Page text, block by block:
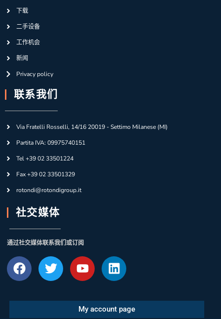
下载
二手设备
工作机会
新闻
Privacy policy
联系我们
Via Fratelli Rosselli, 14/16 20019 - Settimo Milanese (MI)
Partita IVA: 09975740151
Tel +39 02 33501224
Fax +39 02 33501329
rotondi@rotondigroup.it
社交媒体
通过社交媒体联系我们或订阅
My account page